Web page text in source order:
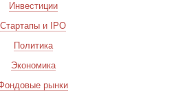
Инвестиции
Стартапы и IPO
Политика
Экономика
рынки